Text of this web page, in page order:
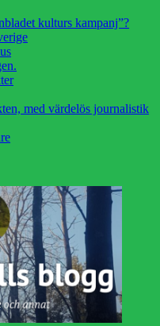
kulturs kampanj”?
med värdelös journalistik